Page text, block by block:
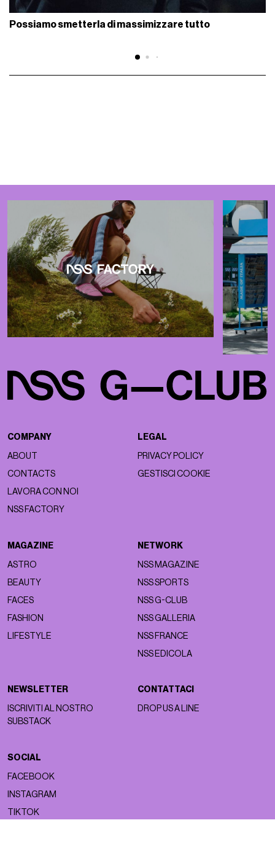
Possiamo smetterla di massimizzare tutto
COMPANY
ABOUT
CONTACTS
LAVORA CON NOI
NSS FACTORY
LEGAL
PRIVACY POLICY
GESTISCI COOKIE
MAGAZINE
ASTRO
BEAUTY
FACES
FASHION
LIFESTYLE
NETWORK
NSS MAGAZINE
NSS SPORTS
NSS G-CLUB
NSS GALLERIA
NSS FRANCE
NSS EDICOLA
NEWSLETTER
ISCRIVITI AL NOSTRO
SUBSTACK
CONTATTACI
DROP US A LINE
SOCIAL
FACEBOOK
INSTAGRAM
TIKTOK